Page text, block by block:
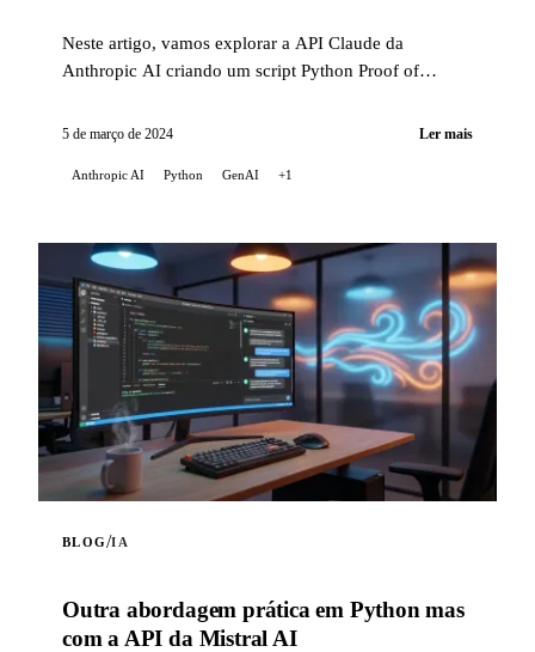
Neste artigo, vamos explorar a API Claude da
Anthropic AI criando um script Python Proof of
5 de março de 2024 Ler mais
Anthropic AI Python GenAI +1
BLOG/IA
Outra abordagem prática em Python mas
com a API da Mistral AI